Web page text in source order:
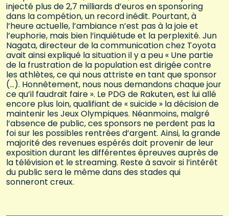
injecté plus de 2,7 milliards d’euros en sponsoring
dans la compétion, un record inédit. Pourtant, à
l’heure actuelle, l’ambiance n’est pas à la joie et
l’euphorie, mais bien l’inquiétude et la perplexité. Jun
Nagata, directeur de la communication chez Toyota
avait ainsi expliqué la situation il y a peu « Une partie
de la frustration de la population est dirigée contre
les athlètes, ce qui nous attriste en tant que sponsor
(…). Honnêtement, nous nous demandons chaque jour
ce qu’il faudrait faire ». Le PDG de Rakuten, est lui allé
encore plus loin, qualifiant de « suicide » la décision de
maintenir les Jeux Olympiques. Néanmoins, malgré
l’absence de public, ces sponsors ne perdent pas la
foi sur les possibles rentrées d’argent. Ainsi, la grande
majorité des revenues espérés doit provenir de leur
exposition durant les différentes épreuves auprès de
la télévision et le streaming. Reste à savoir si l’intérêt
du public sera le même dans des stades qui
sonneront creux.